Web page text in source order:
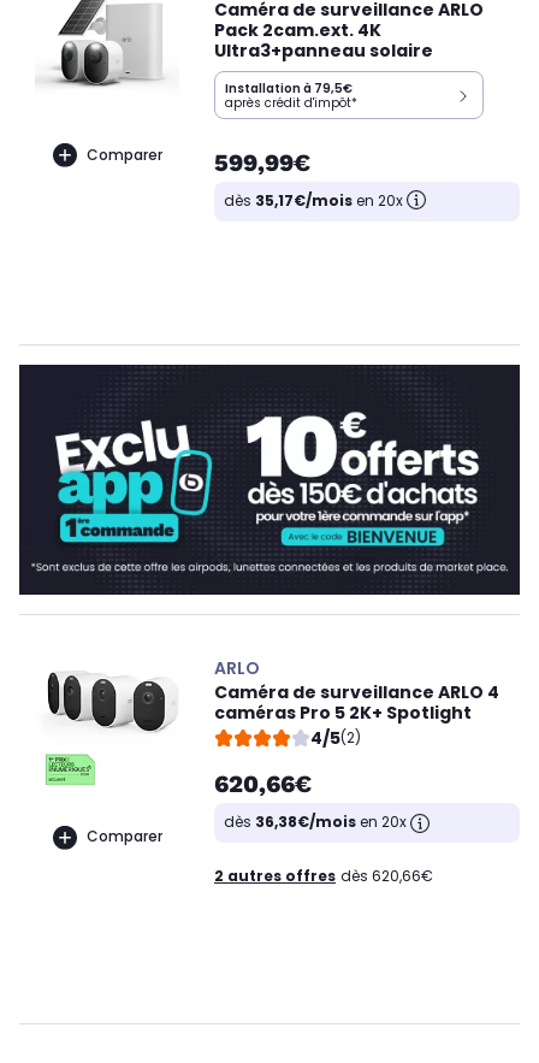
Comparer
Caméra de surveillance ARLO
Pack 2cam.ext. 4K
Ultra3+panneau solaire
Installation à 79,5€
après crédit d'impôt*
599,99€
dès 35,17€/moisen 20x
Comparer
ARLO
Caméra de surveillance ARLO 4
caméras Pro 5 2K+ Spotlight
4/5(2)
620,66€
dès 36,38€/moisen 20x
2 autres offres dès 620,66€